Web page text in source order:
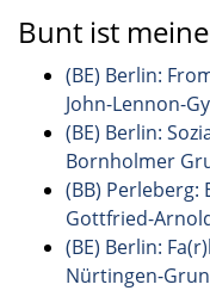
Bunt ist
(BE) Berlin:
John-Lennon-
(BE) Berlin:
Bornholmer
(BB)
Gottfried-
(BE) Berlin:
Nürtingen-